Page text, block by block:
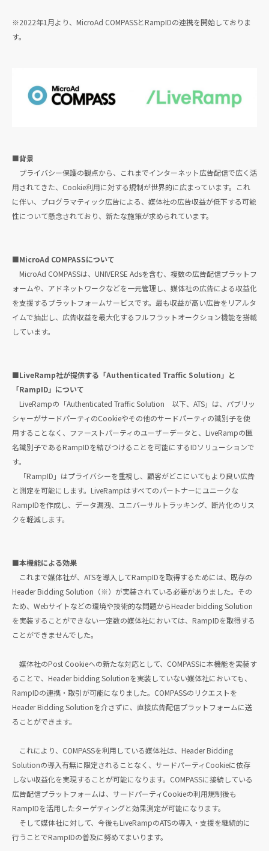
※2022年1月より、MicroAd COMPASSとRampIDの連携を開始しておりま
す。
■背景
プライバシー保護の観点から、これまでインターネット広告配信で広く活
用されてきた、Cookie利用に対する規制が世界的に広まっています。これ
に伴い、プログラマティック広告による、媒体社の広告収益が低下する可能
性について懸念されており、新たな施策が求められています。
■MicroAd COMPASSについて
MicroAd COMPASSは、UNIVERSE Adsを含む、複数の広告配信プラットフ
ォームや、アドネットワークなどを一元管理し、媒体社の広告による収益化
を支援するプラットフォームサービスです。最も収益が高い広告をリアルタ
イムで抽出し、広告収益を最大化するフルフラットオークション機能を搭載
しています。
■LiveRamp社が提供する「Authenticated Traffic Solution」と
「RampID」について
LiveRampの「Authenticated Traffic Solution 以下、ATS」は、パブリッ
シャーがサードパーティのCookieやその他のサードパーティの識別子を使
用することなく、ファーストパーティのユーザーデータと、LiveRampの匿
名識別子であるRampIDを結びつけることを可能にするIDソリューションで
す。
「RampID」はプライバシーを重視し、顧客がどこにいてもより良い広告
と測定を可能にします。LiveRampはすべてのパートナーにユニークな
RampIDを作成し、データ漏洩、ユニバーサルトラッキング、断片化のリス
クを軽減します。
■本機能による効果
これまで媒体社が、ATSを導入してRampIDを取得するためには、既存の
Header Bidding Solution（※）が実装されている必要がありました。その
ため、Webサイトなどの環境や技術的な問題からHeader bidding Solution
を実装することができない一定数の媒体社においては、RampIDを取得する
ことができませんでした。
媒体社のPost Cookieへの新たな対応として、COMPASSに本機能を実装す
ることで、Header bidding Solutionを実装していない媒体社においても、
RampIDの連携・取引が可能になりました。COMPASSのリクエストを
Header Bidding Solutionを介さずに、直接広告配信プラットフォームに送
ることができます。
これにより、COMPASSを利用している媒体社は、Header Bidding
Solutionの導入有無に限定されることなく、サードパーティCookieに依存
しない収益化を実現することが可能になります。COMPASSに接続している
広告配信プラットフォームは、サードパーティCookieの利用規制後も
RampIDを活用したターゲティングと効果測定が可能になります。
そして媒体社に対して、今後もLiveRampのATSの導入・支援を継続的に
行うことでRampIDの普及に努めてまいります。